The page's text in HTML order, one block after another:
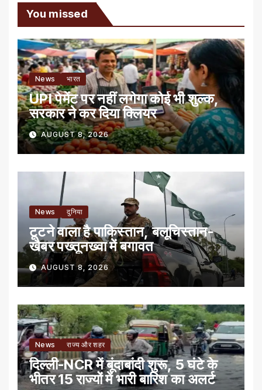
You missed
News भारत
UPI पेमेंट पर नहीं लगेगा कोई भी शुल्क,
सरकार ने कर दिया क्लियर
AUGUST 8, 2026
News दुनिया
टूटने वाला है पाकिस्तान, बलूचिस्तान-
खैबर पख्तूनख्वा में बगावत
AUGUST 8, 2026
News राज्य और शहर
दिल्ली-NCR में बूंदाबांदी शुरू, 5 घंटे के
भीतर 15 राज्यों में भारी बारिश का अलर्ट